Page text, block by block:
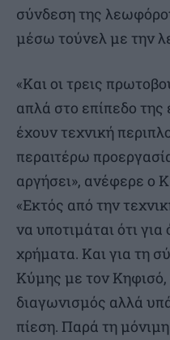
σύνδεση της
μέσω τούνελ με την
«Και οι τρεις
απλά στο επίπεδο
έχουν τεχνική
περαιτέρω
αργήσει», ανέφερε ο
«Εκτός από την
να υποτιμάται ότι
χρήματα. Και για τη
Κύμης με τον Κηφισό,
διαγωνισμός αλλά
πίεση. Παρά τη